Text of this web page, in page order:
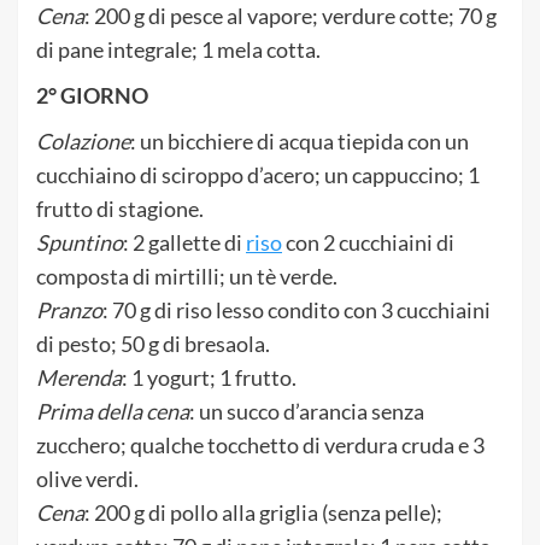
Cena: 200 g di pesce al vapore; verdure cotte; 70 g
di pane integrale; 1 mela cotta.
2° GIORNO
Colazione: un bicchiere di acqua tiepida con un
cucchiaino di sciroppo d’acero; un cappuccino; 1
frutto di stagione.
Spuntino: 2 gallette di risocon 2 cucchiaini di
composta di mirtilli; un tè verde.
Pranzo: 70 g di riso lesso condito con 3 cucchiaini
di pesto; 50 g di bresaola.
Merenda: 1 yogurt; 1 frutto.
Prima della cena: un succo d’arancia senza
zucchero; qualche tocchetto di verdura cruda e 3
olive verdi.
Cena: 200 g di pollo alla griglia (senza pelle);